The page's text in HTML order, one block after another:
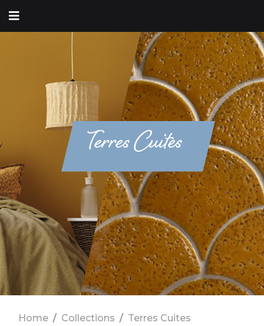
Terres Cuites
Home Collections
Terres Cuites